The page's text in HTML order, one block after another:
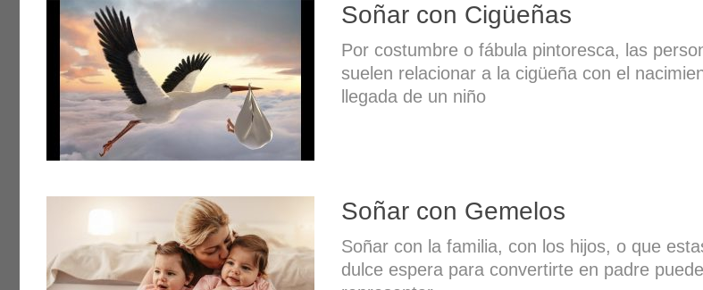
Soñar con Cigüeñas
Por costumbre o fábula pintoresca, las
suelen relacionar a la cigüeña con el
llegada de un niño
Soñar con Gemelos
Soñar con la familia, con los hijos, o que
dulce espera para convertirte en padre puede